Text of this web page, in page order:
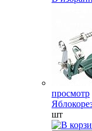
просмотр
шт